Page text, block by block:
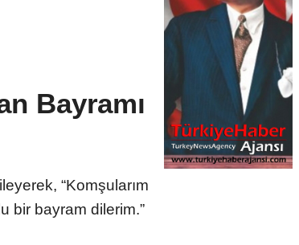
Bayramı
“Komşularım
bir bayram dilerim.”